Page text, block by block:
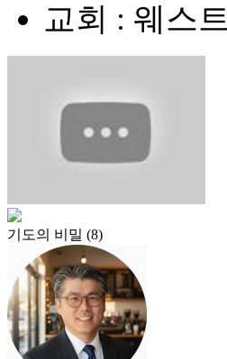
교회 : 웨스
기도의 비밀 (8)